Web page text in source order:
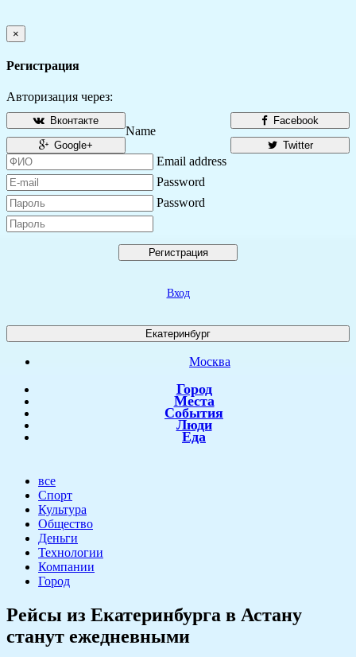
×
Регистрация
Авторизация через:
Facebook
Вконтакте
Twitter
Google+
Name
Email address
Password
Password
Регистрация
Вход
Екатеринбург
Москва
Город
Места
События
Люди
Еда
все
Спорт
Культура
Общество
Деньги
Технологии
Компании
Город
Рейсы из Екатеринбурга в Астану
станут ежедневными